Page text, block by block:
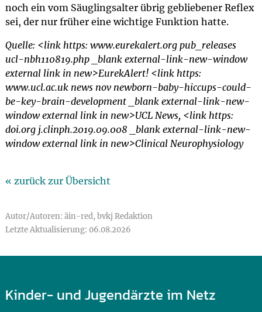
noch ein vom Säuglingsalter übrig gebliebener Reflex
sei, der nur früher eine wichtige Funktion hatte.
Quelle: <link https: www.eurekalert.org pub_releases
ucl-nbh110819.php _blank external-link-new-window
external link in new>EurekAlert! <link https:
www.ucl.ac.uk news nov newborn-baby-hiccups-could-
be-key-brain-development _blank external-link-new-
window external link in new>UCL News, <link https:
doi.org j.clinph.2019.09.008 _blank external-link-new-
window external link in new>Clinical Neurophysiology
« zurück zur Übersicht
Autor/Autoren: äin-red, bvkj Redaktion
Letzte Aktualisierung: 06.08.2026
Kinder- und Jugendärzte im Netz